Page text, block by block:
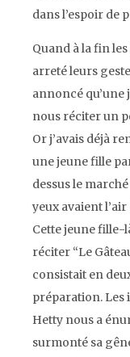
dans l’espoir de
Quand à la fin
arreté leurs
annoncé
nous réciter un
Or j’avais déjà
une jeune fille
dessus le
yeux avaient l’air
Cette jeune fille-
réciter “Le
consistait en
préparation. Les
Hetty nous a
surmonté sa